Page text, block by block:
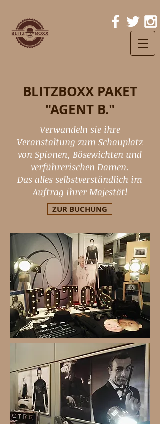
BLITZBOXX PAKET
"AGENT B."
Verwandeln sie ihre
Veranstaltung zum Schauplatz
von Spionen, Bösewichten und
verführerischen Damen.
Das alles selbstverständlich im
Auftrag ihrer Majestät!
ZUR BUCHUNG